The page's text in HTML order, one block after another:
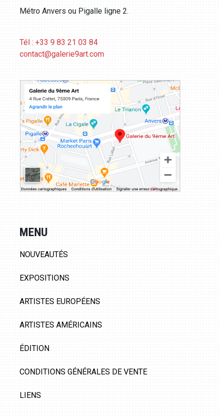
Métro Anvers ou Pigalle ligne 2.
Tél : +33 9 83 21 03 84
contact@galerie9art.com
MENU
NOUVEAUTÉS
EXPOSITIONS
ARTISTES EUROPÉENS
ARTISTES AMÉRICAINS
ÉDITION
CONDITIONS GÉNÉRALES DE VENTE
LIENS